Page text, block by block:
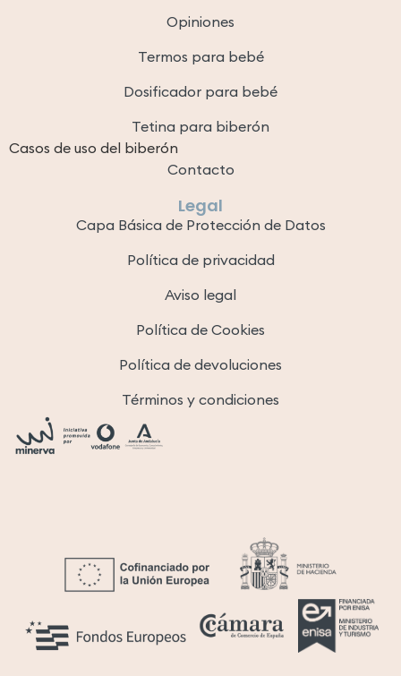
Opiniones
Termos para bebé
Dosificador para bebé
Tetina para biberón
Casos de uso del biberón
Contacto
Legal
Capa Básica de Protección de Datos
Política de privacidad
Aviso legal
Política de Cookies
Política de devoluciones
Términos y condiciones